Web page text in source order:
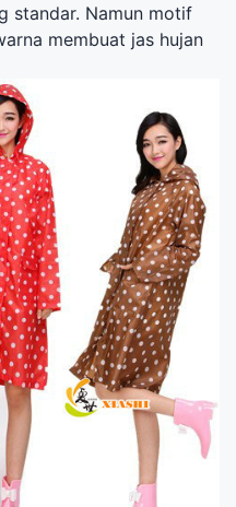
standar. Namun motif
membuat jas hujan